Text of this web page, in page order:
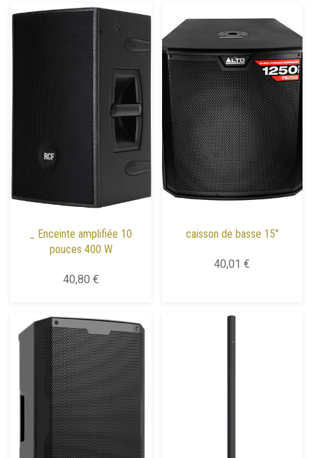
_ Enceinte amplifiée 10
pouces 400 W
40,80 €
caisson de basse 15"
40,01 €